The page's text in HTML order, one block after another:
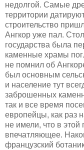
недолгой. Самые
территории
строительство
Ангкор уже пал.
государства была
каменные храмы
не помнил об
был основным
и население тут
заброшенных
так и все время
европейцы, как раз
не имели, что в этой
впечатляющее.
французский